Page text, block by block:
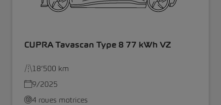
CUPRA Tavascan Type 8 77 kWh VZ
18’500 km
9/2025
4 roues motrices